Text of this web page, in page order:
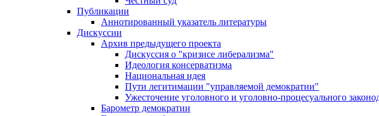
Публикации
Аннотированный указатель литературы
Дискуссии
Архив предыдущего проекта
Дискуссия о "кризисе либерализма"
Идеология консерватизма
Национальная идея
Пути легитимации "управляемой демократии"
Ужесточение уголовного и уголовно-процесуального
Барометр демократии